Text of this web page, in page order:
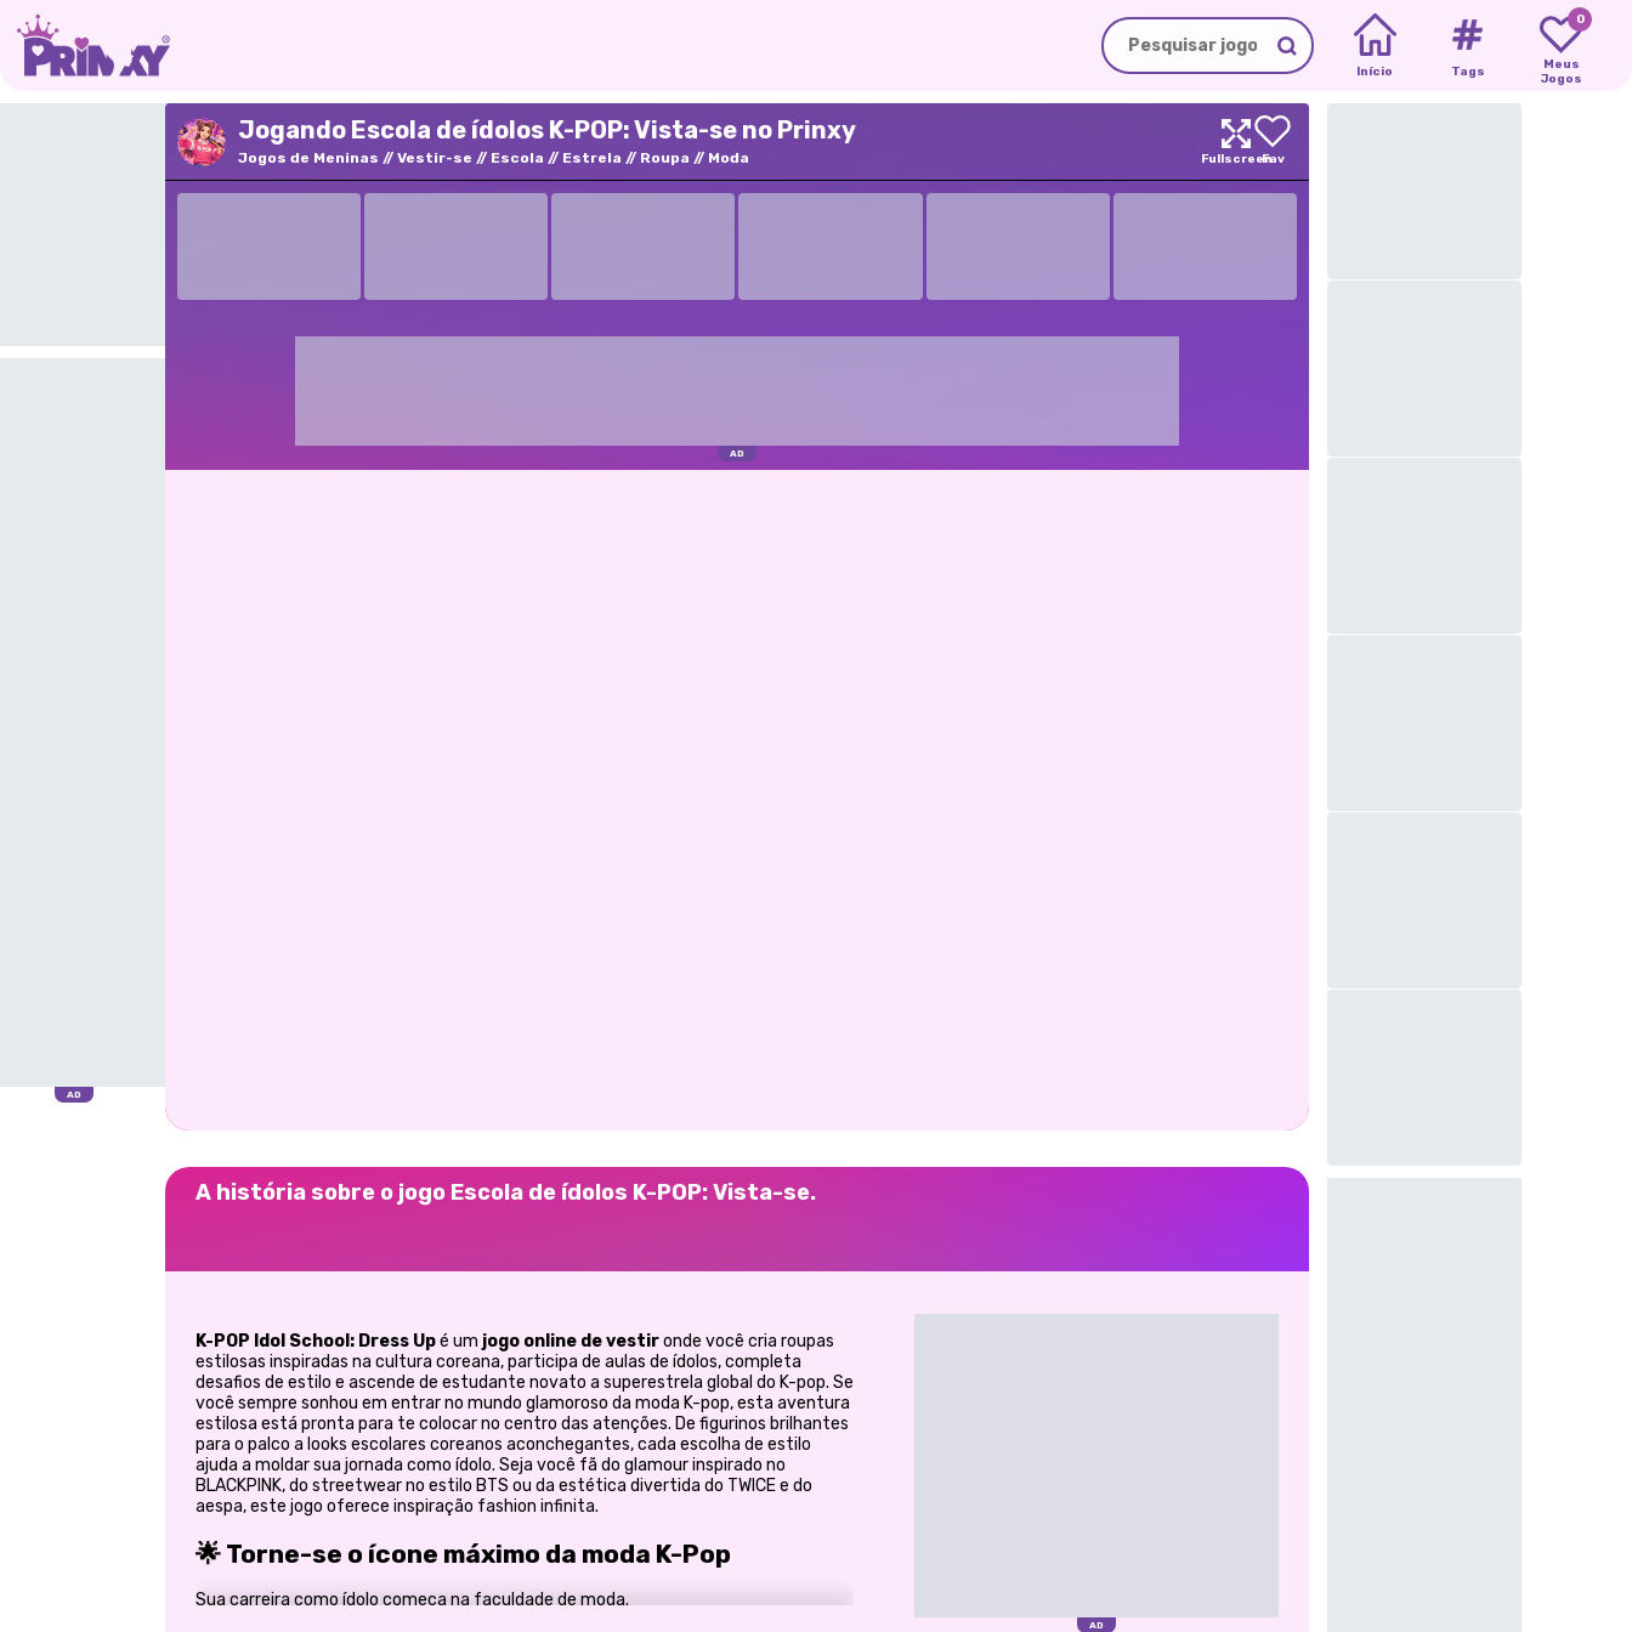
Início Tags
0
Meus
Jogos
Jogando Escola de ídolos K-POP: Vista-se no Prinxy
Jogos de Meninas Vestir-se Escola Estrela Roupa Moda
A história sobre o jogo Escola de ídolos K-POP: Vista-se.
K-POP Idol School: Dress Upé um jogo online de vestironde você cria roupas
estilosas inspiradas na cultura coreana, participa de aulas de ídolos, completa
desafios de estilo e ascende de estudante novato a superestrela global do K-pop. Se
você sempre sonhou em entrar no mundo glamoroso da moda K-pop, esta aventura
estilosa está pronta para te colocar no centro das atenções. De figurinos brilhantes
para o palco a looks escolares coreanos aconchegantes, cada escolha de estilo
ajuda a moldar sua jornada como ídolo. Seja você fã do glamour inspirado no
BLACKPINK, do streetwear no estilo BTS ou da estética divertida do TWICE e do
aespa, este jogo oferece inspiração fashion infinita.
🌟 Torne-se o ícone máximo da moda K-Pop
Sua carreira como ídolo começa na faculdade de moda.